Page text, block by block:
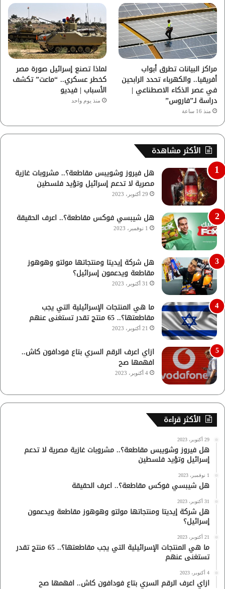
مراكز البيانات تطرق أبواب
أفريقيا.. والكهرباء تحدد الرابحين
في عصر الذكاء الاصطناعي |
دراسة لـ”فاروس”
منذ 16 ساعة
لماذا تصنع إسرائيل صورة مصر
كخطر عسكري.. “ماعت” تكشف
الأسباب | فيديو
منذ يوم واحد
الأكثر مشاهدة
هل فيروز وشويبس مقاطعة؟.. مشروبات غازية
مصرية لا تدعم إسرائيل وتؤيد فلسطين
29 أكتوبر، 2023
هل شيبسي فوكس مقاطعة؟.. اعرف الحقيقة
1 نوفمبر، 2023
هل شركة إيديتا ومنتجاتها مولتو وهوهوز
مقاطعة ويدعمون إسرائيل؟
31 أكتوبر، 2023
ما هي المنتجات الإسرائيلية التي يجب
مقاطعتها؟.. 65 منتج تقدر تستغنى عنهم
21 أكتوبر، 2023
ازاي اعرف الرقم السري بتاع فودافون كاش..
افهمها صح
4 أكتوبر، 2023
الأكثر قراءة
29 أكتوبر، 2023
هل فيروز وشويبس مقاطعة؟.. مشروبات غازية مصرية لا تدعم
إسرائيل وتؤيد فلسطين
1 نوفمبر، 2023
هل شيبسي فوكس مقاطعة؟.. اعرف الحقيقة
31 أكتوبر، 2023
هل شركة إيديتا ومنتجاتها مولتو وهوهوز مقاطعة ويدعمون
إسرائيل؟
21 أكتوبر، 2023
ما هي المنتجات الإسرائيلية التي يجب مقاطعتها؟.. 65 منتج تقدر
تستغنى عنهم
4 أكتوبر، 2023
ازاي اعرف الرقم السري بتاع فودافون كاش.. افهمها صح